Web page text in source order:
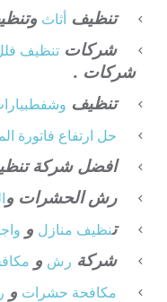
تنظيف أثاث
شركات تنظيف
شركات .
تنظيف وشفط
حل ارتفاع فاتورة
افضل شركة
رش الحشرات و
تنظيف منازل و
شركة رش و
مكافحة حشرات و